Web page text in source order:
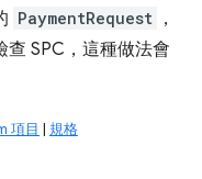
PaymentRequest ，
SPC，這種做法會
項目 | 規格